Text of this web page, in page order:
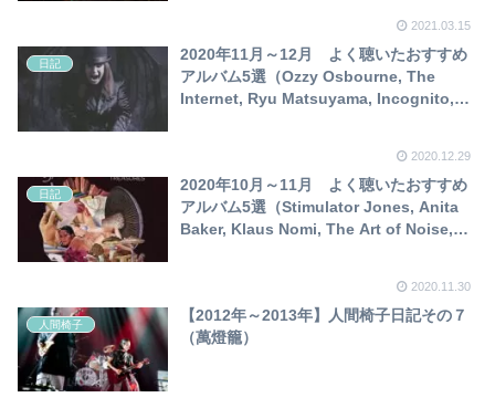
2021.03.15
日記
2020年11月～12月 よく聴いたおすすめ
アルバム5選（Ozzy Osbourne, The
Internet, Ryu Matsuyama, Incognito,
2020.12.29
日記
2020年10月～11月 よく聴いたおすすめ
アルバム5選（Stimulator Jones, Anita
Baker, Klaus Nomi, The Art of Noise,
2020.11.30
人間椅子
【2012年～2013年】人間椅子日記その７
（萬燈籠）